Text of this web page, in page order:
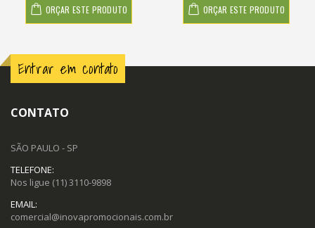
ORÇAR ESTE PRODUTO ORÇAR ESTE PRODUTO
Entrar em contato
CONTATO
SÃO PAULO - SP
TELEFONE:
Nos ligue (11) 3110-9898
EMAIL:
comercial@inovapromocionais.com.br